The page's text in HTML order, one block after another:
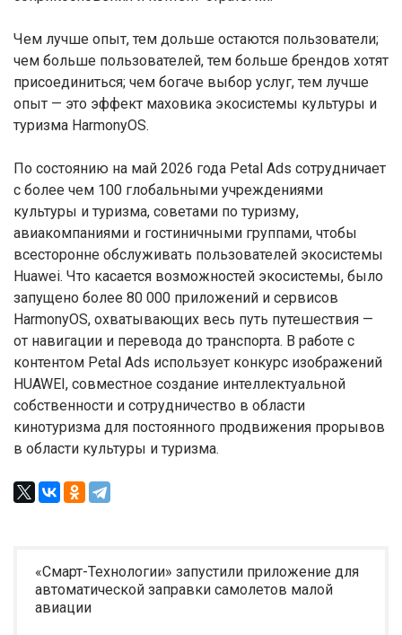
Чем лучше опыт, тем дольше остаются пользователи;
чем больше пользователей, тем больше брендов хотят
присоединиться; чем богаче выбор услуг, тем лучше
опыт — это эффект маховика экосистемы культуры и
туризма HarmonyOS.
По состоянию на май 2026 года Petal Ads сотрудничает
с более чем 100 глобальными учреждениями
культуры и туризма, советами по туризму,
авиакомпаниями и гостиничными группами, чтобы
всесторонне обслуживать пользователей экосистемы
Huawei. Что касается возможностей экосистемы, было
запущено более 80 000 приложений и сервисов
HarmonyOS, охватывающих весь путь путешествия —
от навигации и перевода до транспорта. В работе с
контентом Petal Ads использует конкурс изображений
HUAWEI, совместное создание интеллектуальной
собственности и сотрудничество в области
кинотуризма для постоянного продвижения прорывов
в области культуры и туризма.
«Смарт-Технологии» запустили приложение для
автоматической заправки самолетов малой
авиации